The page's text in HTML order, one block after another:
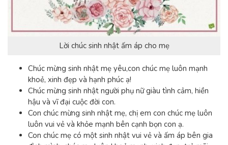
Lời chúc sinh nhật ấm áp cho mẹ
Chúc mừng sinh nhật mẹ yêu,con chúc mẹ luôn mạnh
khoẻ, xinh đẹp và hạnh phúc ạ!
Chúc mừng sinh nhật người phụ nữ giàu tình cảm, hiền
hậu và vĩ đại cuộc đời con.
Con chúc mừng sinh nhật mẹ, chị em con chúc mẹ luôn
luôn vui vẻ và khỏe mạnh bên cạnh bọn con ạ.
Con chúc mẹ có một sinh nhật vui vẻ và ấm áp bên gia